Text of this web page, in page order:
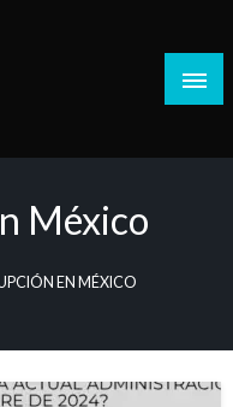
México
EN MÉXICO